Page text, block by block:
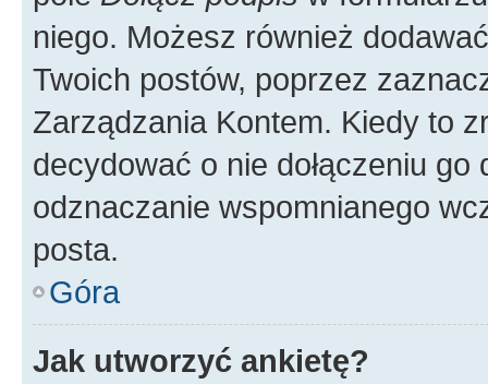
niego. Możesz również
Twoich postów, poprzez
Zarządzania Kontem. Kiedy to
decydować o nie dołączeniu
odznaczanie wspomnianego
posta.
Góra
Jak utworzyć ankietę?